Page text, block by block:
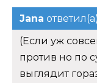
Jana ответил(а)
(Если уж
против но по
выглядит